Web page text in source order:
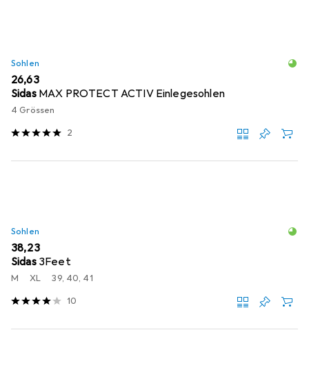
Sohlen
EUR
26,63
Sidas MAX PROTECT ACTIV Einlegesohlen
4 Grössen
2
Sohlen
EUR
38,23
Sidas 3Feet
M XL 39, 40, 41
10